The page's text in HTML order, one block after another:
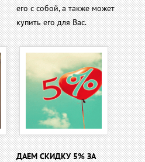
его с собой, а также может
купить его для Вас.
ДАЕМ СКИДКУ 5% ЗА